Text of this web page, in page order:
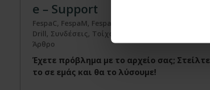
e – Support
FespaC, FespaM, FespaR, FespaT, Tekton, Fepla &
Drill, Συνδέσεις, Τοίχος Αντιστήριξης, Ισουψείς |
Άρθρο
Έχετε πρόβλημα με το αρχείο σας; Στείλτε
το σε εμάς και θα το λύσουμε!